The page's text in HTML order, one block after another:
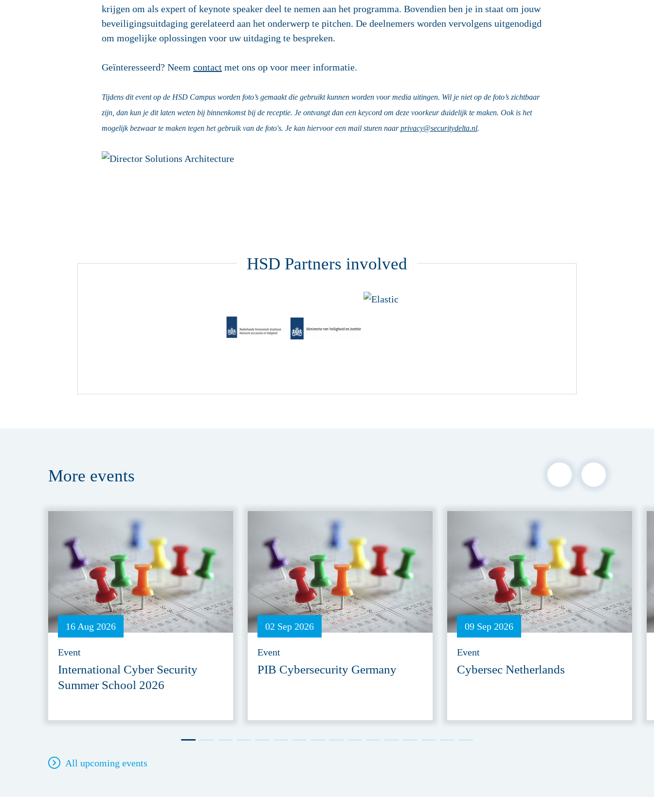
krijgen om als expert of keynote speaker deel te nemen aan het programma. Bovendien ben je in staat om jouw
beveiligingsuitdaging gerelateerd aan het onderwerp te pitchen. De deelnemers worden vervolgens uitgenodigd
om mogelijke oplossingen voor uw uitdaging te bespreken.
Geïnteresseerd? Neem contact met ons op voor meer informatie.
Tijdens dit event op de HSD Campus worden foto’s gemaakt die gebruikt kunnen worden voor media uitingen. Wil je niet op de foto’s zichtbaar
zijn, dan kun je dit laten weten bij binnenkomst bij de receptie. Je ontvangt dan een keycord om deze voorkeur duidelijk te maken. Ook is het
mogelijk bezwaar te maken tegen het gebruik van de foto's. Je kan hiervoor een mail sturen naarprivacy@securitydelta.nl.
HSD Partners involved
More events
16 Aug 2026
Event
International Cyber Security
Summer School 2026
02 Sep 2026
Event
PIB Cybersecurity Germany
09 Sep 2026
Event
Cybersec Netherlands
All upcoming events